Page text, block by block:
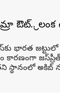
ఔట్‌.. శ్రీలంక
భారత
జస్‌ప్రీత్
స్థానంలో అకిబ్